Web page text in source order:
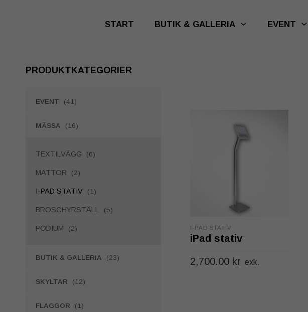
START BUTIK & GALLERIA EVENT
PRODUKTKATEGORIER
EVENT (41)
MÄSSA (16)
TEXTILVÄGG (6)
MATTOR (2)
I-PAD STATIV (1)
BROSCHYRSTÄLL (5)
PODIUM (2)
BUTIK & GALLERIA (23)
SKYLTAR (12)
FLAGGOR (1)
I-PAD STATIV
iPad stativ
2,700.00 kr exk.